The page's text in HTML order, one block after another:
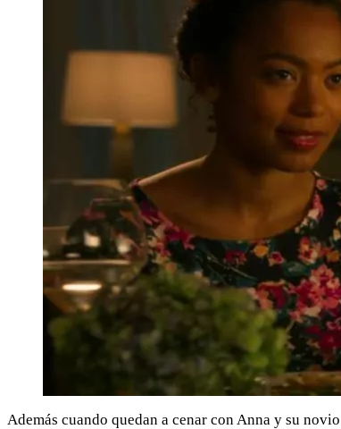
Además cuando quedan a cenar con Anna y su